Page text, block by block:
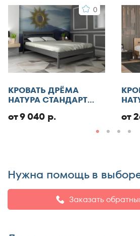
0
КРОВАТЬ ДРЁМА
НАТУРА СТАНДАРТ
от 9 040 р. от
Нужна помощь в
Заказать